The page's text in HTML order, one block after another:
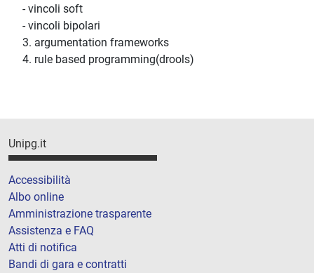
- vincoli soft
- vincoli bipolari
3. argumentation frameworks
4. rule based programming(drools)
Unipg.it
Accessibilità
Albo online
Amministrazione trasparente
Assistenza e FAQ
Atti di notifica
Bandi di gara e contratti